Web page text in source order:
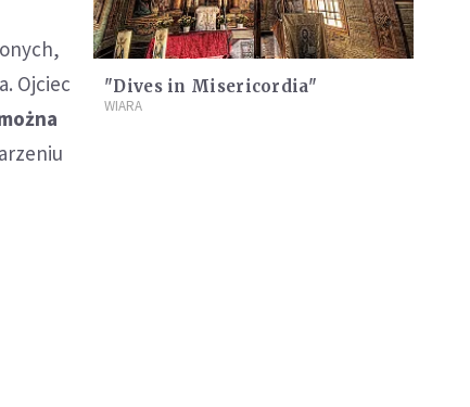
Ojciec
"Dives in Misericordia"
WIARA